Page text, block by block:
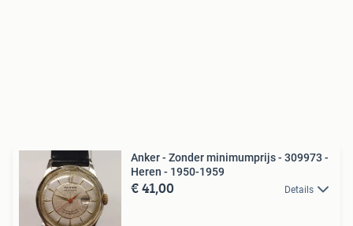
Anker - Zonder minimumprijs - 309973 -
Heren - 1950-1959
€ 41,00 Details